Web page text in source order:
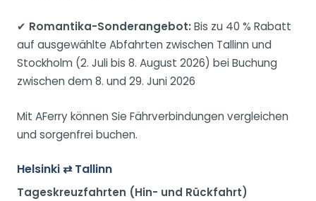
✔ Romantika-Sonderangebot:Bis zu 40 % Rabatt
auf ausgewählte Abfahrten zwischen Tallinn und
Stockholm (2. Juli bis 8. August 2026) bei Buchung
zwischen dem 8. und 29. Juni 2026
Mit AFerry können Sie Fährverbindungen vergleichen
und sorgenfrei buchen.
Helsinki ⇄ Tallinn
Tageskreuzfahrten (Hin- und Rückfahrt)